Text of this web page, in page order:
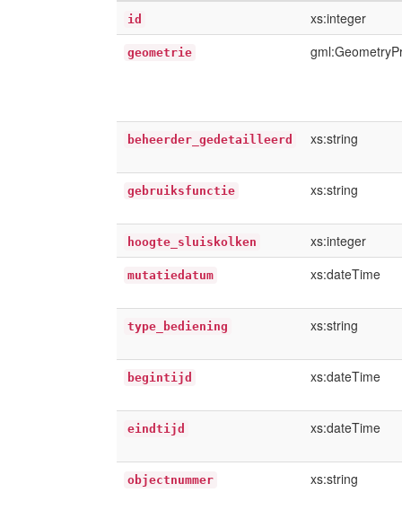
id xs:integer
geometrie
beheerder_gedetailleerd xs:string
gebruiksfunctie xs:string
hoogte_sluiskolken xs:integer
mutatiedatum xs:dateTime
type_bediening xs:string
begintijd xs:dateTime
eindtijd xs:dateTime
objectnummer xs:string